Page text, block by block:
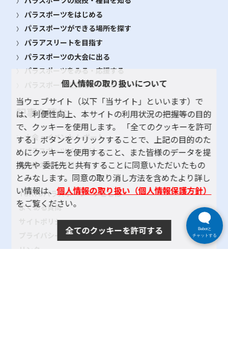
パラスポーツをはじめる
パラスポーツができる場所を探す
パラアスリートを目指す
パラスポーツの大会に出る
パラスポーツをみる・応援する
パラスポーツを支える・関わる
記事を読む
大会・イベント レポート
パラスポーツインタビュー
地域のクラブ紹介
TOKYOパラスポーツ・ナビとは
よくある質問
サイトポリシー
プライバシーポリシー
リンク
個人情報の取り扱いについて
当ウェブサイト（以下「当サイト」といいます）で
は、利便性向上、本サイトの利用状況の把握等の目的
で、クッキーを使用します。 「全てのクッキーを許可
する」ボタンをクリックすることで、上記の目的のた
めにクッキーを使用すること、また皆様のデータを提
携先や 委託先と共有することに同意いただいたもの
とみなします。同意の取り消し方法を含めたより詳し
い情報は、個人情報の取り扱い（個人情報保護方針）
をご覧ください。
全てのクッキーを許可する
Bebotと
チャットする